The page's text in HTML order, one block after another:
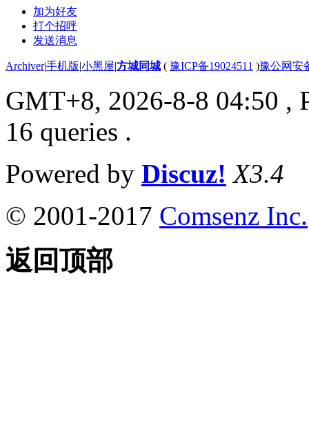
加为好友
打个招呼
发送消息
Archiver|手机版|小黑屋|方城同城 ( 豫ICP备19024511 )豫公网安
GMT+8, 2026-8-8 04:50 ,
16 queries .
Powered by Discuz! X3.4
© 2001-2017 Comsenz Inc.
返回顶部